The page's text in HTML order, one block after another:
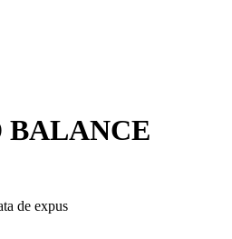
BALANCE
de expus